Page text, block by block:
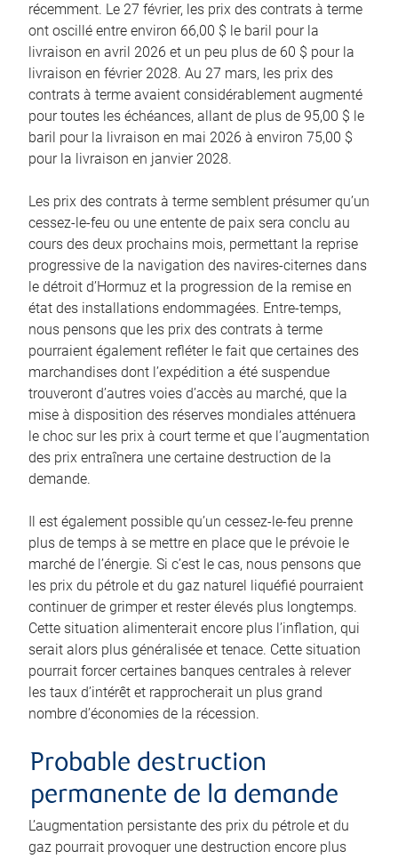
récemment. Le 27 février, les prix des contrats à terme
ont oscillé entre environ 66,00 $ le baril pour la
livraison en avril 2026 et un peu plus de 60 $ pour la
livraison en février 2028. Au 27 mars, les prix des
contrats à terme avaient considérablement augmenté
pour toutes les échéances, allant de plus de 95,00 $ le
baril pour la livraison en mai 2026 à environ 75,00 $
pour la livraison en janvier 2028.
Les prix des contrats à terme semblent présumer qu’un
cessez-le-feu ou une entente de paix sera conclu au
cours des deux prochains mois, permettant la reprise
progressive de la navigation des navires-citernes dans
le détroit d’Hormuz et la progression de la remise en
état des installations endommagées. Entre-temps,
nous pensons que les prix des contrats à terme
pourraient également refléter le fait que certaines des
marchandises dont l’expédition a été suspendue
trouveront d’autres voies d’accès au marché, que la
mise à disposition des réserves mondiales atténuera
le choc sur les prix à court terme et que l’augmentation
des prix entraînera une certaine destruction de la
demande.
Il est également possible qu’un cessez-le-feu prenne
plus de temps à se mettre en place que le prévoie le
marché de l’énergie. Si c’est le cas, nous pensons que
les prix du pétrole et du gaz naturel liquéfié pourraient
continuer de grimper et rester élevés plus longtemps.
Cette situation alimenterait encore plus l’inflation, qui
serait alors plus généralisée et tenace. Cette situation
pourrait forcer certaines banques centrales à relever
les taux d’intérêt et rapprocherait un plus grand
nombre d’économies de la récession.
Probable destruction
permanente de la demande
L’augmentation persistante des prix du pétrole et du
gaz pourrait provoquer une destruction encore plus